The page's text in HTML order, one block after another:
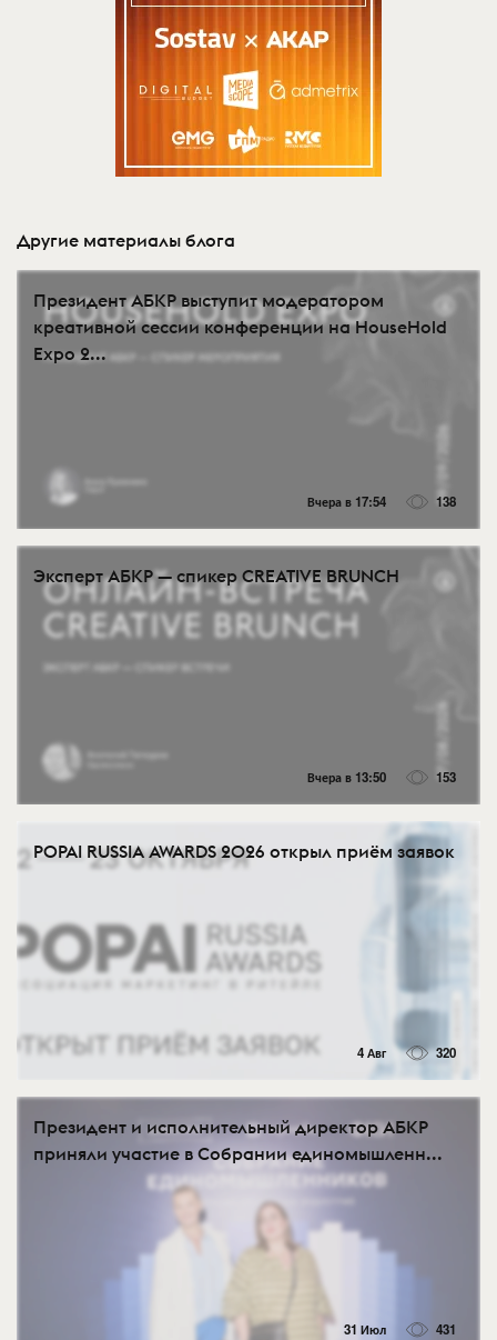
Другие материалы блога
Президент АБКР выступит модератором
креативной сессии конференции на HouseHold
Expo 2...
Вчера в 17:54 138
Эксперт АБКР — спикер CREATIVE BRUNCH
Вчера в 13:50 153
POPAI RUSSIA AWARDS 2026 открыл приём заявок
4 Авг 320
Президент и исполнительный директор АБКР
приняли участие в Собрании единомышленн...
31 Июл 431